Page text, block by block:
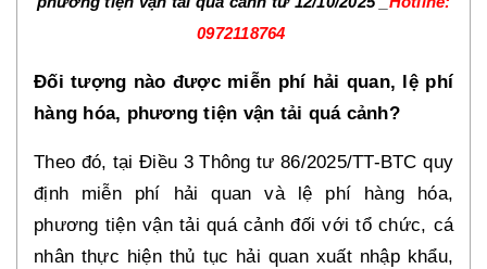
0972118764
Đối tượng nào được miễn phí hải quan, lệ phí
hàng hóa, phương tiện vận tải quá cảnh?
Theo đó, tại Điều 3 Thông tư 86/2025/TT-BTC quy
định miễn phí hải quan và lệ phí hàng hóa,
phương tiện vận tải quá cảnh đối với tổ chức, cá
nhân thực hiện thủ tục hải quan xuất nhập khẩu,